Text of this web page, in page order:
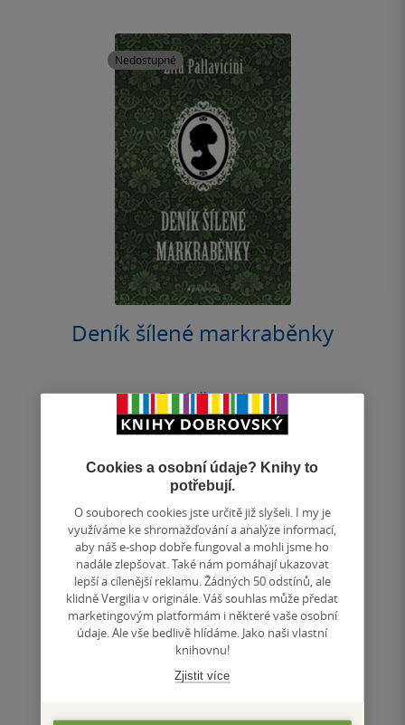
Nedostupné
Deník šílené markraběnky
Zita Pallavicini
3.4
z
hvězdiček
Zita Pallavicini, dědička starých šlechtických rodů
rakousko-uherské monarchie, popisuje ve své knize
historii své české i uherské rodiny...
Nedostupné
Uložit do seznamu
Cookies a osobní údaje? Knihy to
potřebují.
O souborech cookies jste určitě již slyšeli. I my je
využíváme ke shromažďování a analýze informací,
aby náš e-shop dobře fungoval a mohli jsme ho
nadále zlepšovat. Také nám pomáhají ukazovat
lepší a cílenější reklamu. Žádných 50 odstínů, ale
klidně Vergilia v originále. Váš souhlas může předat
marketingovým platformám i některé vaše osobní
údaje. Ale vše bedlivě hlídáme. Jako naši vlastní
knihovnu!
Zjistit více